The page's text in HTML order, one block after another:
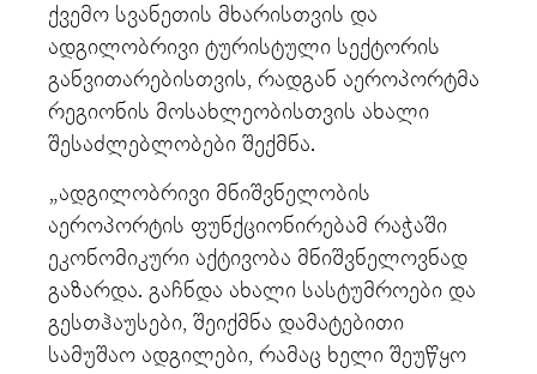
ქვემო სვანეთის მხარისთვის და
ადგილობრივი ტურისტული სექტორის
განვითარებისთვის, რადგან აეროპორტმა
რეგიონის მოსახლეობისთვის ახალი
შესაძლებლობები შექმნა.
„ადგილობრივი მნიშვნელობის
აეროპორტის ფუნქციონირებამ რაჭაში
ეკონომიკური აქტივობა მნიშვნელოვნად
გაზარდა. გაჩნდა ახალი სასტუმროები და
გესთჰაუსები, შეიქმნა დამატებითი
სამუშაო ადგილები, რამაც ხელი შეუწყო